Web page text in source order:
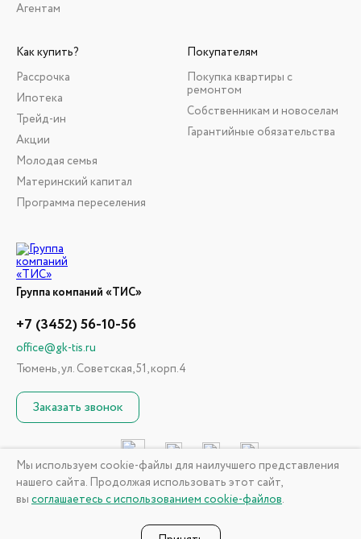
Группа компаний «ТИС»
+7 (3452) 56-10-56
office@gk-tis.ru
Тюмень, ул. Советская, 51, корп.4
Заказать звонок
Агентам
Как купить?
Рассрочка
Ипотека
Трейд-ин
Акции
Молодая семья
Материнский капитал
Программа переселения
Покупателям
Покупка квартиры с
ремонтом
Собственникам и новоселам
Гарантийные обязательства
© 2026 ГК «ТИС». Информация, размещенная на сайте, не
является публичной офертой
Политика конфиденциальности
Мы используем cookie-файлы для наилучшего представления
нашего сайта. Продолжая использовать этот сайт,
вы соглашаетесь с использованием cookie-файлов.